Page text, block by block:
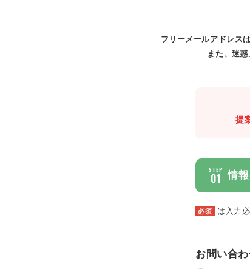
フリーメールアドレス
また、迷
提
STEP
01 情
必須 は入力
お問い合